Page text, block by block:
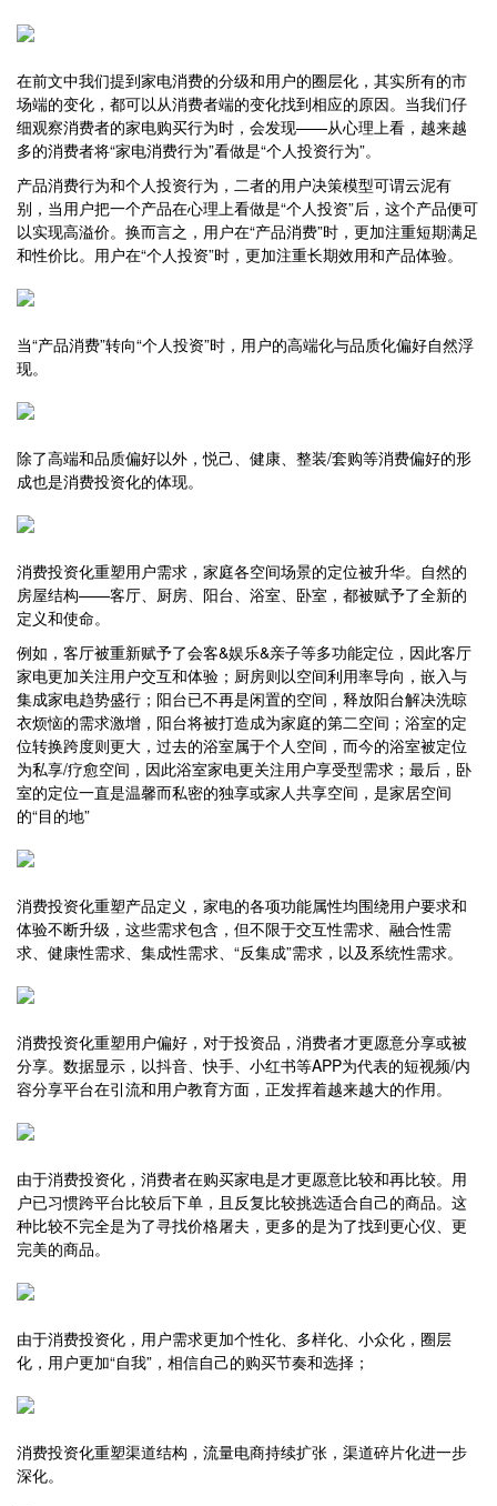
在前文中我们提到家电消费的分级和用户的圈层化，其实所有的市
场端的变化，都可以从消费者端的变化找到相应的原因。当我们仔
细观察消费者的家电购买行为时，会发现——从心理上看，越来越
多的消费者将“家电消费行为”看做是“个人投资行为”。
产品消费行为和个人投资行为，二者的用户决策模型可谓云泥有
别，当用户把一个产品在心理上看做是“个人投资”后，这个产品便可
以实现高溢价。换而言之，用户在“产品消费”时，更加注重短期满足
和性价比。用户在“个人投资”时，更加注重长期效用和产品体验。
当“产品消费”转向“个人投资”时，用户的高端化与品质化偏好自然浮
现。
除了高端和品质偏好以外，悦己、健康、整装/套购等消费偏好的形
成也是消费投资化的体现。
消费投资化重塑用户需求，家庭各空间场景的定位被升华。自然的
房屋结构——客厅、厨房、阳台、浴室、卧室，都被赋予了全新的
定义和使命。
例如，客厅被重新赋予了会客&娱乐&亲子等多功能定位，因此客厅
家电更加关注用户交互和体验；厨房则以空间利用率导向，嵌入与
集成家电趋势盛行；阳台已不再是闲置的空间，释放阳台解决洗晾
衣烦恼的需求激增，阳台将被打造成为家庭的第二空间；浴室的定
位转换跨度则更大，过去的浴室属于个人空间，而今的浴室被定位
为私享/疗愈空间，因此浴室家电更关注用户享受型需求；最后，卧
室的定位一直是温馨而私密的独享或家人共享空间，是家居空间
的“目的地”
消费投资化重塑产品定义，家电的各项功能属性均围绕用户要求和
体验不断升级，这些需求包含，但不限于交互性需求、融合性需
求、健康性需求、集成性需求、“反集成”需求，以及系统性需求。
消费投资化重塑用户偏好，对于投资品，消费者才更愿意分享或被
分享。数据显示，以抖音、快手、小红书等APP为代表的短视频/内
容分享平台在引流和用户教育方面，正发挥着越来越大的作用。
由于消费投资化，消费者在购买家电是才更愿意比较和再比较。用
户已习惯跨平台比较后下单，且反复比较挑选适合自己的商品。这
种比较不完全是为了寻找价格屠夫，更多的是为了找到更心仪、更
完美的商品。
由于消费投资化，用户需求更加个性化、多样化、小众化，圈层
化，用户更加“自我”，相信自己的购买节奏和选择；
消费投资化重塑渠道结构，流量电商持续扩张，渠道碎片化进一步
深化。